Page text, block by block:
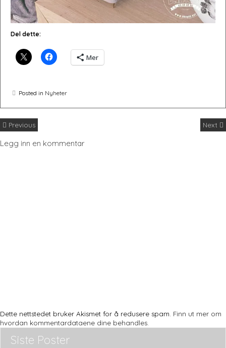
Del dette:
Mer
Posted in Nyheter
Previous Next
Legg inn en kommentar
Dette nettstedet bruker Akismet for å redusere spam. Finn ut mer om
hvordan kommentardataene dine behandles.
Siste Poster